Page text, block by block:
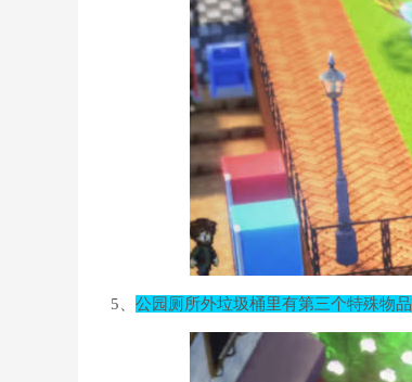
5、 公园厕所外垃圾桶里有第三个特殊物品